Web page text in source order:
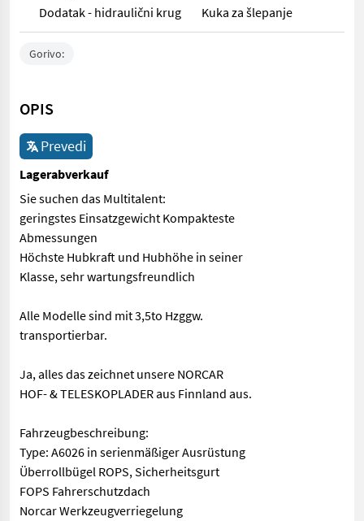
Dodatak - hidraulični krug Kuka za šlepanje
Gorivo:
OPIS
Prevedi
Lagerabverkauf
Sie suchen das Multitalent:
geringstes Einsatzgewicht Kompakteste
Abmessungen
Höchste Hubkraft und Hubhöhe in seiner
Klasse, sehr wartungsfreundlich
Alle Modelle sind mit 3,5to Hzggw.
transportierbar.
Ja, alles das zeichnet unsere NORCAR
HOF- & TELESKOPLADER aus Finnland aus.
Fahrzeugbeschreibung:
Type: A6026 in serienmäßiger Ausrüstung
Überrollbügel ROPS, Sicherheitsgurt
FOPS Fahrerschutzdach
Norcar Werkzeugverriegelung